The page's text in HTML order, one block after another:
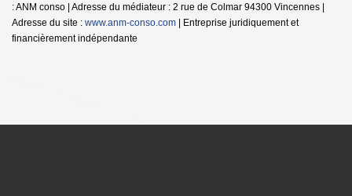
: ANM conso | Adresse du médiateur : 2 rue de Colmar 94300 Vincennes |
Adresse du site : www.anm-conso.com | Entreprise juridiquement et
financièrement indépendante